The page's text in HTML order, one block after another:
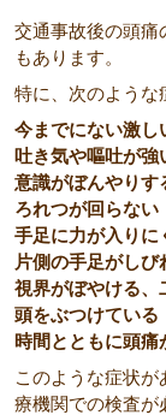
交通事故後の頭痛
もあります。
特に、次のような
今までにない激し
吐き気や嘔吐が強
意識がぼんやりす
ろれつが回らない
手足に力が入りに
片側の手足がしび
視界がぼやける、
頭をぶつけている
時間とともに頭痛
このような症状
療機関での検査が